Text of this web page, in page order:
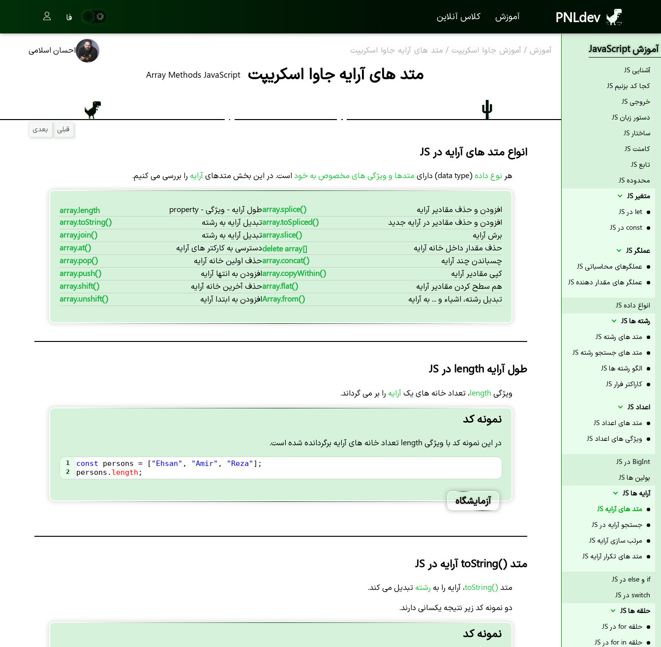
PNLdev آموزش کلاس آنلاین فا
احسان اسلامی آموزش / آموزش جاوا اسکریپت / متد های آرایه جاوا اسکریپت
متد های آرایه جاوا اسکریپت Array Methods JavaScript
قبلی بعدی
انواع متد های آرایه در JS
هر نوع داده(data type) دارای متدها و ویژگی های مخصوص به خوداست. در این بخش متدهایآرایه را بررسی می کنیم.
array.length
طول آرایه - ویژگی - property
array.toString()
تبدیل آرایه به رشته
array.join()
تبدیل آرایه به رشته
array.at()
دسترسی به کارکتر های آرایه
array.pop()
حذف اولین خانه آرایه
array.push()
افزودن به انتها آرایه
array.shift()
حذف آخرین خانه آرایه
array.unshift()
افزودن به ابتدا آرایه
array.splice()
افزودن و حذف مقادیر آرایه
array.toSpliced()
افزودن و حذف مقادیر در آرایه جدید
array.slice()
برش آرایه
delete array[]
حذف مقدار داخل خانه آرایه
array.concat()
چسباندن چند آرایه
array.copyWithin()
کپی مقادیر آرایه
array.flat()
هم سطح کردن مقادیر آرایه
Array.from()
تبدیل رشته، اشیاء و ... به آرایه
طول آرایه length در JS
ویژگی length، تعداد خانه های یک آرایه را بر می گرداند.
نمونه کد
در این نمونه کد با ویژگی length تعداد خانه های آرایه برگردانده شده است.
1 const persons = [ "Ehsan" , "Amir" , "Reza" ];
2 persons . length ;
آزمایشگاه
متد toString()آرایه در JS
متدtoString()، آرایه را به رشته تبدیل می کند.
دو نمونه کد زیر نتیجه یکسانی دارند.
نمونه کد
آموزش JavaScript
آشنایی JS
کجا کد بزنیم JS
خروجی JS
دستور زبان JS
ساختار JS
کامنت JS
تابع JS
محدوده JS
متغیر JS
عملگر JS
عملگرهای محاسباتی JS
عملگر های مقدار دهنده JS
انواع داده JS
رشته ها JS
متد های رشته JS
متد های جستجو رشته JS
الگو رشته ها JS
کاراکتر فرار JS
اعداد JS
متد های اعداد JS
ویژگی های اعداد JS
BigInt در JS
بولین ها JS
آرایه ها JS
متد های آرایه JS
جستجو آرایه در JS
مرتب سازی آرایه JS
متد های تکرار آرایه JS
if و else در JS
switch در JS
حلقه ها JS
حلقه for در JS
حلقه for in در JS